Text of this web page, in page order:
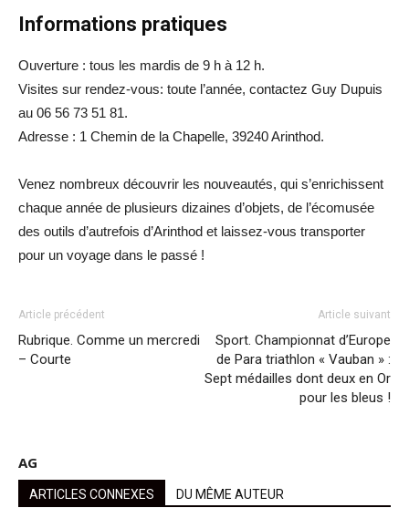
Informations pratiques
Ouverture : tous les mardis de 9 h à 12 h.
Visites sur rendez-vous: toute l’année, contactez Guy Dupuis
au 06 56 73 51 81.
Adresse : 1 Chemin de la Chapelle, 39240 Arinthod.
Venez nombreux découvrir les nouveautés, qui s’enrichissent
chaque année de plusieurs dizaines d’objets, de l’écomusée
des outils d’autrefois d’Arinthod et laissez-vous transporter
pour un voyage dans le passé !
Article précédent
Rubrique. Comme un mercredi
– Courte
Article suivant
Sport. Championnat d’Europe
de Para triathlon « Vauban » :
Sept médailles dont deux en Or
pour les bleus !
AG
ARTICLES CONNEXES DU MÊME AUTEUR